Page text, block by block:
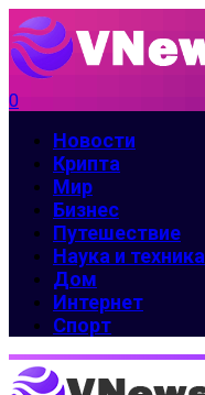
0
Новости
Крипта
Мир
Бизнес
Путешествие
Наука и техника
Дом
Интернет
Спорт